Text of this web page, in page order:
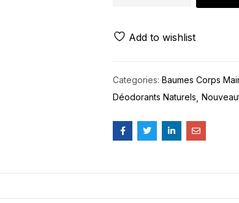
Add to wishlist
Categories: Baumes Corps
Déodorants Naturels